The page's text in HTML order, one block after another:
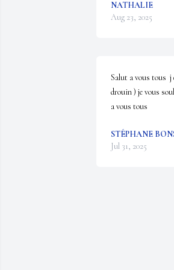
NATHALIE
Aug 23, 2025
Salut a vous tous  j
drouin ) je vous
a vous tous
STÉPHANE
Jul 31, 2025